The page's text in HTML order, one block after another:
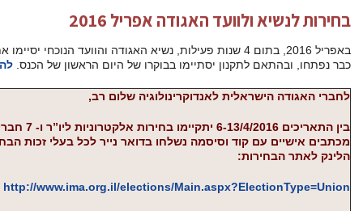
2016
פעילות, נשיא האגודה והוועד הנוכחי יסיימו את כהונתם. הבחירות לנשיא/ה חדש/ה ולוועד
של היום הראשון של הכנס.להצבעה on line
שלום רב,
בין התאריכים 6-13/4/2016 יתקיימו בחירות אלקטרוניות ליו”ר ו- 7 חברי וועד.
נייר לכל בעלי זכות הבחירה. להלן
http://www.ima.org.il/